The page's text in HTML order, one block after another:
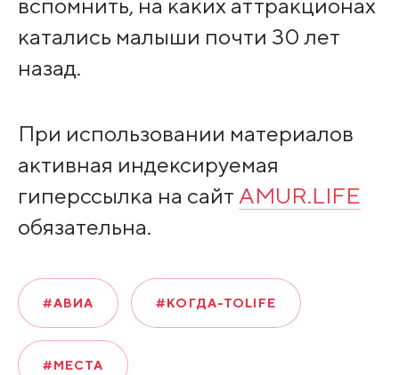
вспомнить, на каких аттракционах
катались малыши почти 30 лет
назад.
При использовании материалов
активная индексируемая
гиперссылка на сайт AMUR.LIFE
обязательна.
#АВИА #КОГДА-ТОLIFE
#МЕСТА